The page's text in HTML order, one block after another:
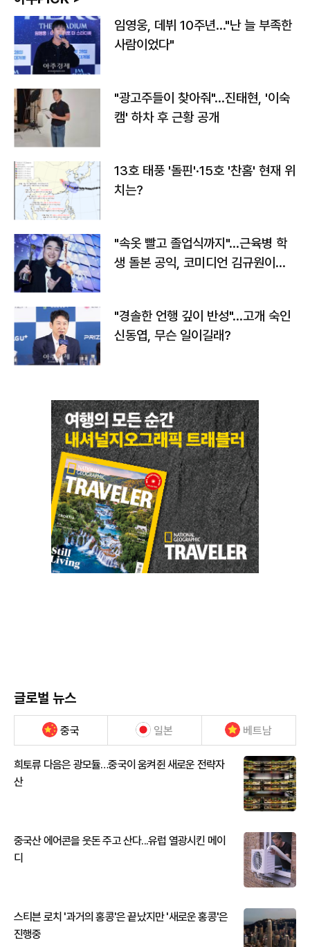
임영웅, 데뷔 10주년…"난 늘 부족한
사람이었다"
"광고주들이 찾아줘"…진태현, '이숙
캠' 하차 후 근황 공개
13호 태풍 '돌핀'·15호 '찬홈' 현재 위
치는?
"속옷 빨고 졸업식까지"…근육병 학
생 돌본 공익, 코미디언 김규원이었
"경솔한 언행 깊이 반성"…고개 숙인
신동엽, 무슨 일이길래?
글로벌 뉴스
중국 일본 베트남
희토류 다음은 광모듈…중국이 움켜쥔 새로운 전략자
산
중국산 에어콘을 웃돈 주고 산다...유럽 열광시킨 메이
디
스티븐 로치 '과거의 홍콩'은 끝났지만 '새로운 홍콩'은
진행중